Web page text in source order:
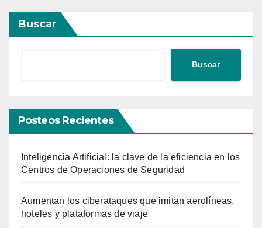
entradas
Buscar
Buscar
Posteos Recientes
Inteligencia Artificial: la clave de la eficiencia en los
Centros de Operaciones de Seguridad
Aumentan los ciberataques que imitan aerolíneas,
hoteles y plataformas de viaje